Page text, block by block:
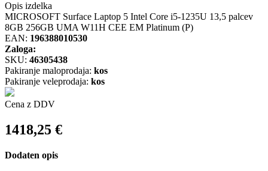
Opis izdelka
MICROSOFT Surface Laptop 5 Intel Core i5-1235U 13,5 palcev
8GB 256GB UMA W11H CEE EM Platinum (P)
EAN: 196388010530
Zaloga:
SKU: 46305438
Pakiranje maloprodaja: kos
Pakiranje veleprodaja: kos
Cena z DDV
1418,25 €
Dodaten opis